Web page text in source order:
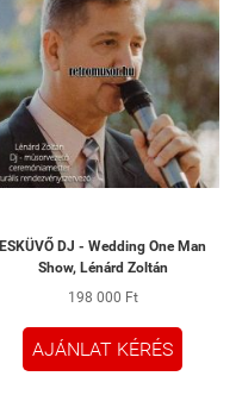
ESKÜVŐ DJ - Wedding One Man
Show, Lénárd Zoltán
198 000 Ft
AJÁNLAT KÉRÉS